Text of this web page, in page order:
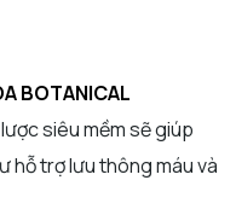
BOTANICAL
siêu mềm sẽ giúp
hỗ trợ lưu thông máu và